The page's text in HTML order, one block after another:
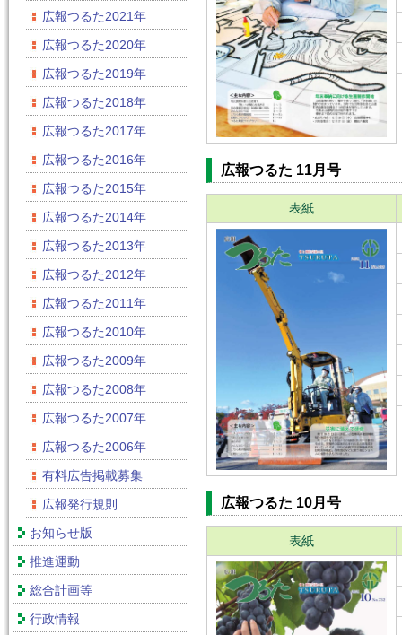
広報つるた2021年
広報つるた2020年
広報つるた2019年
広報つるた2018年
広報つるた2017年
広報つるた2016年
広報つるた2015年
広報つるた2014年
広報つるた2013年
広報つるた2012年
広報つるた2011年
広報つるた2010年
広報つるた2009年
広報つるた2008年
広報つるた2007年
広報つるた2006年
有料広告掲載募集
広報発行規則
お知らせ版
推進運動
総合計画等
行政情報
広報つるた 11月号
表紙
広報つるた 10月号
表紙